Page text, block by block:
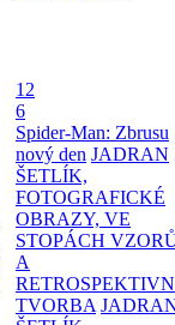
12
6
Spider-Man: Zbrusu
nový den JADRAN
ŠETLÍK,
FOTOGRAFICKÉ
OBRAZY, VE
STOPÁCH
A
TVORBA